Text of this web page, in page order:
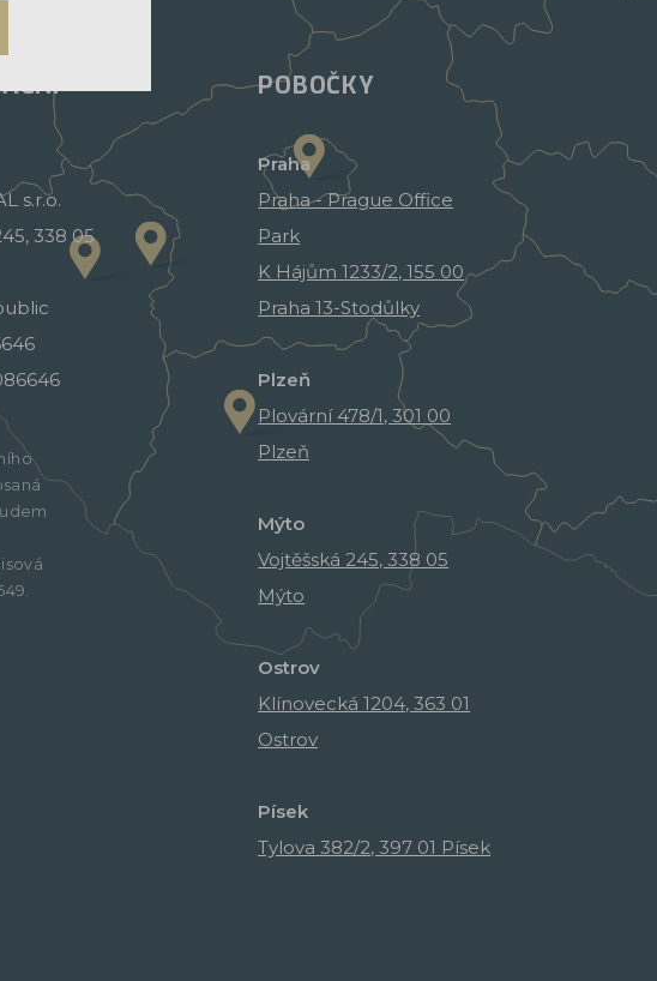
s.r.o.
338 05
POBOČKY
Praha
Praha - Prague Office
Park
K Hájům 1233/2, 155 00
Praha 13-Stodůlky
Plzeň
Plovární 478/1, 301 00
Plzeň
Mýto
Vojtěšská 245, 338 05
Mýto
Ostrov
Klínovecká 1204, 363 01
Ostrov
Písek
Tylova 382/2, 397 01 Písek